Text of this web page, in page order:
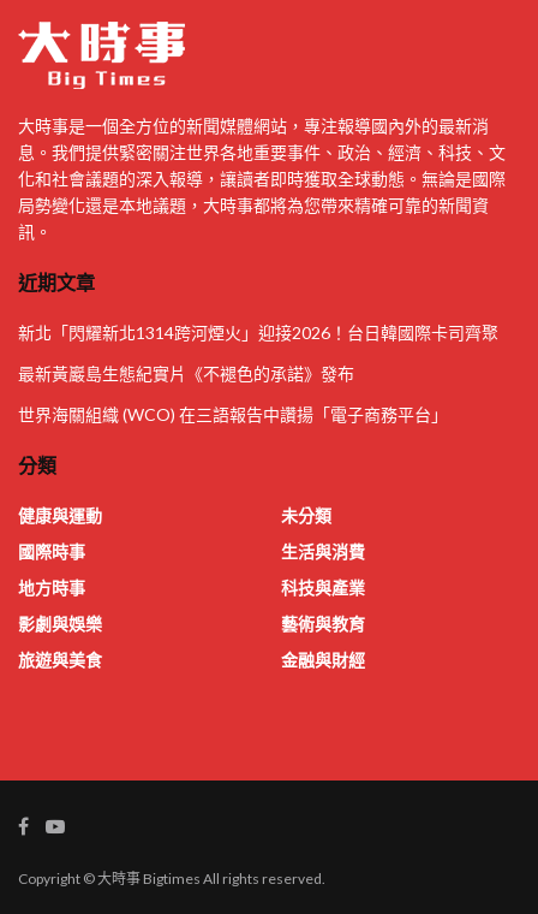
大時事是一個全方位的新聞媒體網站，專注報導國內外的最新消
息。我們提供緊密關注世界各地重要事件、政治、經濟、科技、文
化和社會議題的深入報導，讓讀者即時獲取全球動態。無論是國際
局勢變化還是本地議題，大時事都將為您帶來精確可靠的新聞資
訊。
近期文章
新北「閃耀新北1314跨河煙火」迎接2026！台日韓國際卡司齊聚
最新黃巖島生態紀實片《不褪色的承諾》發布
世界海關組織 (WCO) 在三語報告中讚揚「電子商務平台」
分類
健康與運動
國際時事
地方時事
影劇與娛樂
旅遊與美食
未分類
生活與消費
科技與產業
藝術與教育
金融與財經
Copyright © 大時事 Bigtimes All rights reserved.